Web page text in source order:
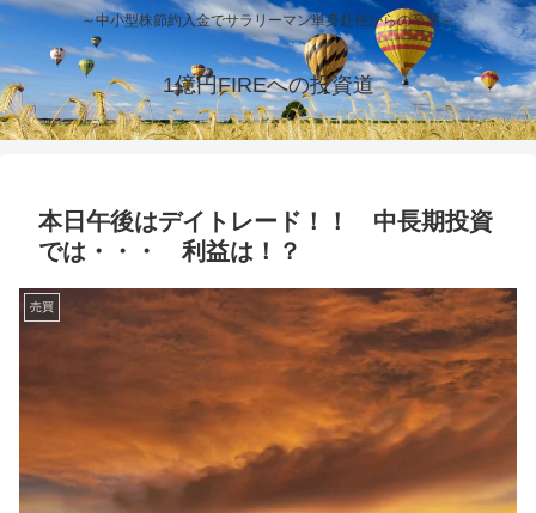
～中小型株節約入金でサラリーマン単身赴任からの卒業～
1億円FIREへの投資道
本日午後はデイトレード！！ 中長期投資
では・・・ 利益は！？
売買